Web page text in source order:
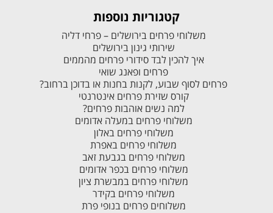
קטגוריות נוספות
משלוחי פרחים בירושלים – פרחי דליה
שירותי גינון בירושלים
איך להכין לבד סידורי פרחים מהממים
פרחים ופאנג שואי
פרחים לסוף שבוע, לקנות בחנות או בדוכן ברחוב?
קורס שזירת פרחים אינטרנטי
למה נשים אוהבות פרחים?
משלוחי פרחים במעלה אדומים
משלוחי פרחים באלון
משלוחי פרחים באפרת
משלוחי פרחים בגבעת זאב
משלוחי פרחים בכפר אדומים
משלוחי פרחים במבשרת ציון
משלוחי פרחים בקידר
משלוחים פרחים בנופי פרת